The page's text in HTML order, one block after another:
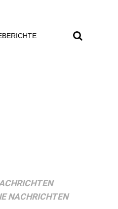
NACHRICHTEN